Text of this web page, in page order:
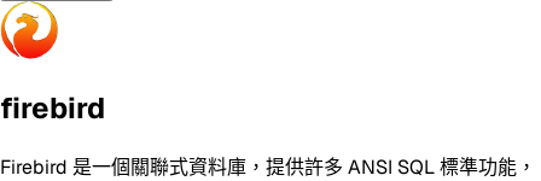
firebird
Firebird 是一個關聯式資料庫，提供許多 ANSI SQL 標準功能，